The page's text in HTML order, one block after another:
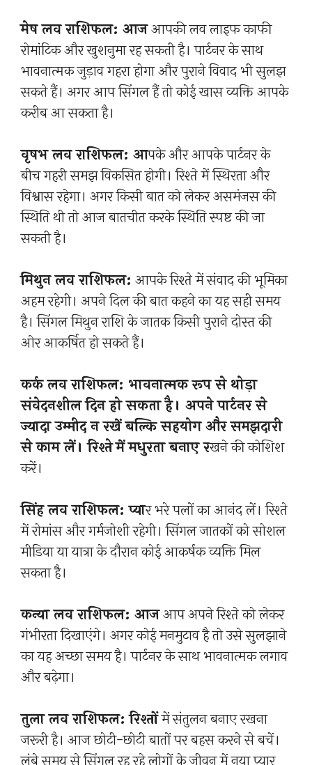
मेष लव राशिफल: आजआपकी लव लाइफ काफी
रोमांटिक और खुशनुमा रह सकती है। पार्टनर के साथ
भावनात्मक जुड़ाव गहरा होगा और पुराने विवाद भी सुलझ
सकते हैं। अगर आप सिंगल हैं तो कोई खास व्यक्ति आपके
करीब आ सकता है।
वृषभ लव राशिफल: आपके और आपके पार्टनर के
बीच गहरी समझ विकसित होगी। रिश्ते में स्थिरता और
विश्वास रहेगा। अगर किसी बात को लेकर असमंजस की
स्थिति थी तो आज बातचीत करके स्थिति स्पष्ट की जा
सकती है।
मिथुन लव राशिफल: आपके रिश्ते में संवाद की भूमिका
अहम रहेगी। अपने दिल की बात कहने का यह सही समय
है। सिंगल मिथुन राशि के जातक किसी पुराने दोस्त की
ओर आकर्षित हो सकते हैं।
कर्क लव राशिफल: भावनात्मक रूप से थोड़ा
संवेदनशील दिन हो सकता है। अपने पार्टनर से
ज्यादा उम्मीद न रखें बल्कि सहयोग और समझदारी
से काम लें। रिश्ते में मधुरता बनाए रखने की कोशिश
करें।
सिंह लव राशिफल: प्यार भरे पलों का आनंद लें। रिश्ते
में रोमांस और गर्मजोशी रहेगी। सिंगल जातकों को सोशल
मीडिया या यात्रा के दौरान कोई आकर्षक व्यक्ति मिल
सकता है।
कन्या लव राशिफल: आजआप अपने रिश्ते को लेकर
गंभीरता दिखाएंगे। अगर कोई मनमुटाव है तो उसे सुलझाने
का यह अच्छा समय है। पार्टनर के साथ भावनात्मक लगाव
और बढ़ेगा।
तुला लव राशिफल: रिश्तोंमें संतुलन बनाए रखना
जरूरी है। आज छोटी-छोटी बातों पर बहस करने से बचें।